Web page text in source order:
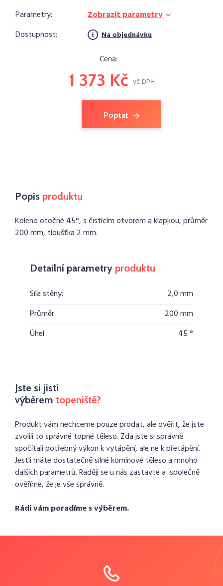
Parametry:
Zobrazit parametry
Dostupnost:
Na objednávku
Cena:
1 373 Kč vč. DPH
Poptat
Popis produktu
Koleno otočné 45°, s čistícím otvorem a klapkou, průměr
200 mm, tloušťka 2 mm.
Detailní parametry produktu
Síla stěny:
2,0 mm
Průměr:
200 mm
Úhel:
45 °
Jste si jistí
výběrem topeniště?
Produkt vám nechceme pouze prodat, ale ověřit, že jste
zvolili to správné topné těleso. Zda jste si správně
spočítali potřebný výkon k vytápění, ale ne k přetápění.
Jestli máte dostatečně silné komínové těleso a mnoho
dalších parametrů. Raději se u nás zastavte a společně
ověříme, že je vše správně.
Rádi vám poradíme s výběrem.